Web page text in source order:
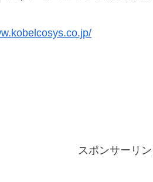
スポンサーリン